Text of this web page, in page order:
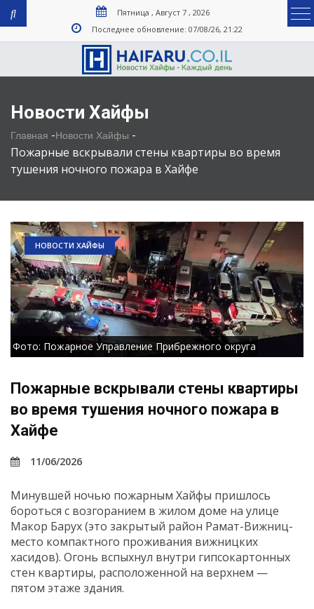
Пятница , Август 7 , 2026
Последнее обновление: 07/08/26, 21:22
Новости Хайфы
Главная -Новости Хайфы -
Пожарные вскрывали стены квартиры во время
тушения ночного пожара в Хайфе
НОВОСТИ ХАЙФЫ
Фото: Пожарное Управление Прибрежного округа
Пожарные вскрывали стены квартиры
во время тушения ночного пожара в
Хайфе
11/06/2026
Минувшей ночью пожарным Хайфы пришлось
бороться с возгоранием в жилом доме на улице
Макор Барух (это закрытый район Рамат-Вижниц-
место компактного проживания вижницких
хасидов). Огонь вспыхнул внутри гипсокартонных
стен квартиры, расположенной на верхнем —
пятом этаже здания.